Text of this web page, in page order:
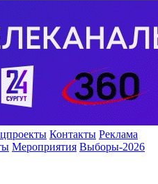
Контакты Реклама
Мероприятия Выборы-2026